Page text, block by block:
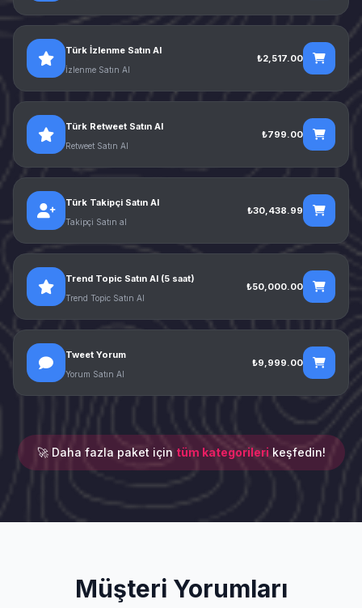
Türk İzlenme Satın Al
İzlenme Satın Al
₺2,517.00
Türk Retweet Satın Al
Retweet Satın Al
₺799.00
Türk Takipçi Satın Al
Takipçi Satın al
₺30,438.99
Trend Topic Satın Al (5 saat)
Trend Topic Satın Al
₺50,000.00
Tweet Yorum
Yorum Satın Al
₺9,999.00
🚀 Daha fazla paket için tüm kategorilerikeşfedin!
Müşteri Yorumları